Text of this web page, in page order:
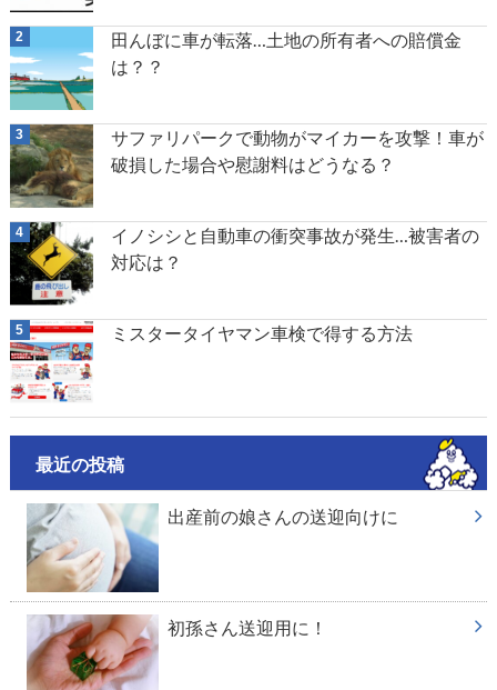
田んぼに車が転落…土地の所有者への賠償金
は？？
サファリパークで動物がマイカーを攻撃！車が
破損した場合や慰謝料はどうなる？
イノシシと自動車の衝突事故が発生…被害者の
対応は？
ミスタータイヤマン車検で得する方法
最近の投稿
出産前の娘さんの送迎向けに
初孫さん送迎用に！